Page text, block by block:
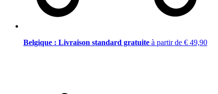
Belgique : Livraison standard gratuite à partir de € 49,90